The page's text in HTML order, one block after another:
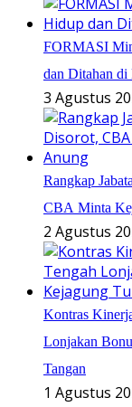
FORMASI
dan Ditahan
3 Agustus
Rangkap
CBA Minta
2 Agustus
Kontras
Lonjakan
Tangan
1 Agustus